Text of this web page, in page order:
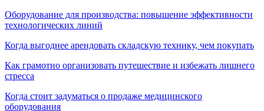
Оборудование для производства: повышение эффективности
технологических линий
Когда выгоднее арендовать складскую технику, чем покупать
Как грамотно организовать путешествие и избежать лишнего
стресса
Когда стоит задуматься о продаже медицинского
оборудования